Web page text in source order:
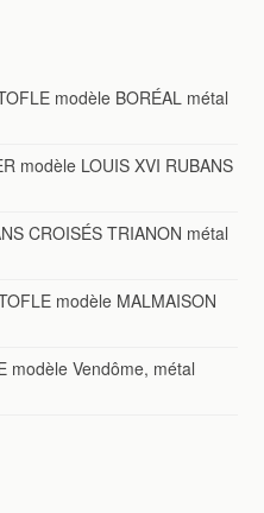
modèle BORÉAL métal
modèle LOUIS XVI RUBANS
CROISÉS TRIANON métal
modèle MALMAISON
modèle Vendôme, métal